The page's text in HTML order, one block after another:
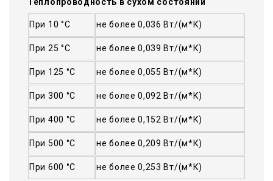
Теплопроводность в сухом состоянии
При 10 °С не более 0,036 Вт/(м*К)
При 25 °С не более 0,039 Вт/(м*К)
При 125 °С не более 0,055 Вт/(м*К)
При 300 °С не более 0,092 Вт/(м*К)
При 400 °С не более 0,152 Вт/(м*К)
При 500 °С не более 0,209 Вт/(м*К)
При 600 °С не более 0,253 Вт/(м*К)